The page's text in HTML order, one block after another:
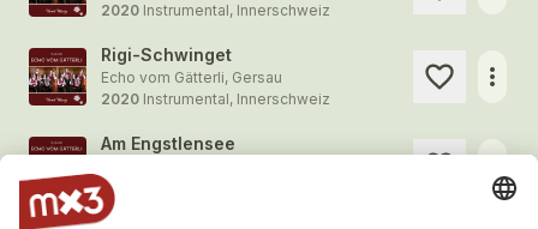
2020 Instrumental, Innerschweiz
Rigi-Schwinget
Echo vom Gätterli, Gersau
2020 Instrumental, Innerschweiz
more_horiz
Am Engstlensee
2020